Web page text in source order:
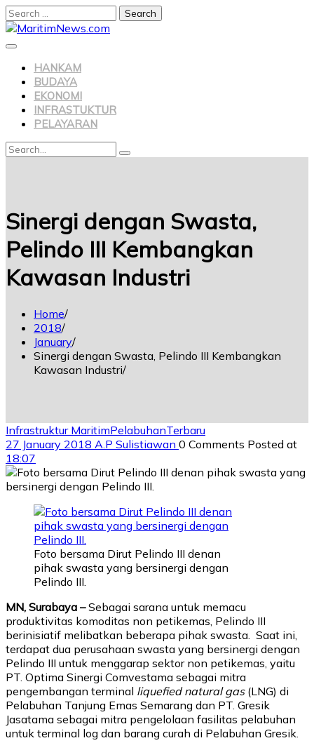
Search
for:
Skip
to
HANKAM
BUDAYA
EKONOMI
INFRASTUKTUR
PELAYARAN
Search
Search
Sinergi dengan Swasta,
Pelindo III Kembangkan
Kawasan Industri
Home
2018
January
Sinergi dengan Swasta, Pelindo III Kembangkan
Kawasan Industri
Infrastruktur MaritimPelabuhanTerbaru
27 January 2018 A.P Sulistiawan 0 Comments Posted at
18:07
Foto bersama Dirut Pelindo III denan
pihak swasta yang bersinergi dengan
Pelindo III.
MN, Surabaya –Sebagai sarana untuk memacu
produktivitas komoditas non petikemas, Pelindo III
berinisiatif melibatkan beberapa pihak swasta. Saat ini,
terdapat dua perusahaan swasta yang bersinergi dengan
Pelindo III untuk menggarap sektor non petikemas, yaitu
PT. Optima Sinergi Comvestama sebagai mitra
pengembangan terminal liquefied natural gas(LNG) di
Pelabuhan Tanjung Emas Semarang dan PT. Gresik
Jasatama sebagai mitra pengelolaan fasilitas pelabuhan
untuk terminal log dan barang curah di Pelabuhan Gresik.